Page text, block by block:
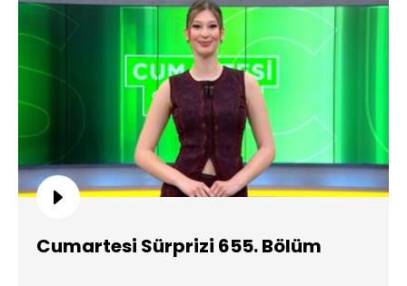
Cumartesi Sürprizi 655. Bölüm